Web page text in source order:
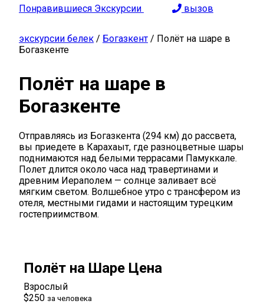
Понравившиеся Экскурсии
вызов
экскурсии белек / Богазкент / Полёт на шаре в
Богазкенте
Полёт на шаре в
Богазкенте
Отправляясь из Богазкента (294 км) до рассвета,
вы приедете в Карахаыт, где разноцветные шары
поднимаются над белыми террасами Памуккале.
Полет длится около часа над травертинами и
древним Иераполем — солнце заливает всё
мягким светом. Волшебное утро с трансфером из
отеля, местными гидами и настоящим турецким
гостеприимством.
Полёт на Шаре Цена
Взрослый
$250 за человека